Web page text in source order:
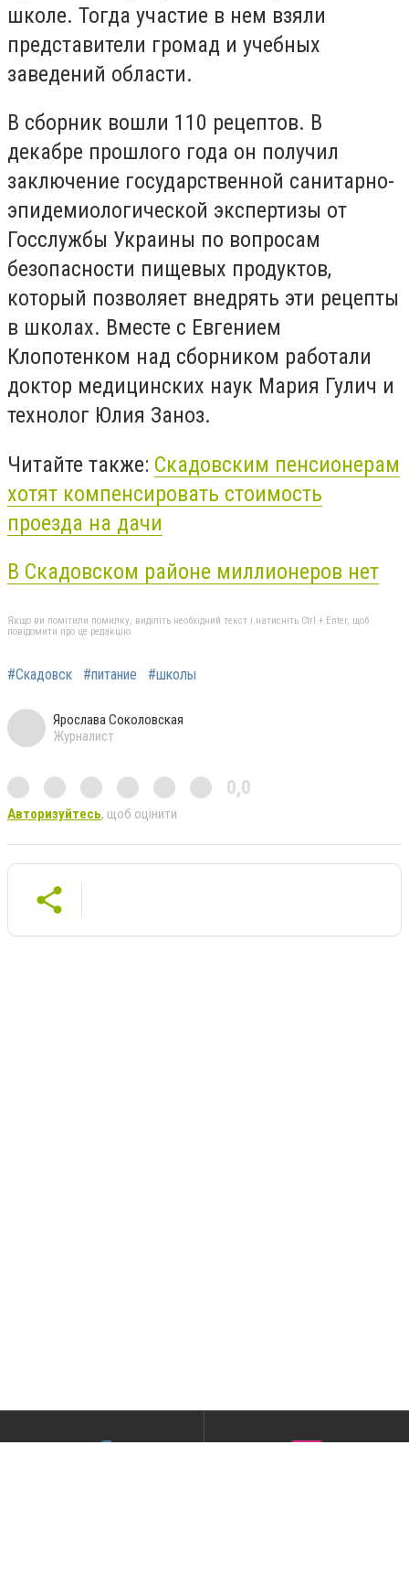
школе. Тогда участие в нем взяли
представители громад и учебных
заведений области.
В сборник вошли 110 рецептов. В
декабре прошлого года он получил
заключение государственной санитарно-
эпидемиологической экспертизы от
Госслужбы Украины по вопросам
безопасности пищевых продуктов,
который позволяет внедрять эти рецепты
в школах. Вместе с Евгением
Клопотенком над сборником работали
доктор медицинских наук Мария Гулич и
технолог Юлия Заноз.
Читайте также: Скадовским пенсионерам
хотят компенсировать стоимость
проезда на дачи
В Скадовском районе миллионеров нет
Якщо ви помітили помилку, виділіть необхідний текст і натисніть Ctrl + Enter, щоб
повідомити про це редакцію
#Скадовск #питание #школы
Ярослава Соколовская
Журналист
0,0
Авторизуйтесь, щоб оцінити